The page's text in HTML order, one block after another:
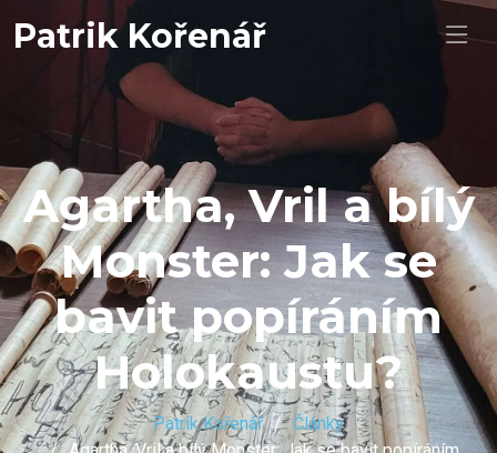
Patrik Kořenář
Agartha, Vril a bílý
Monster: Jak se
bavit popíráním
Holokaustu?
Patrik Kořenář
Články